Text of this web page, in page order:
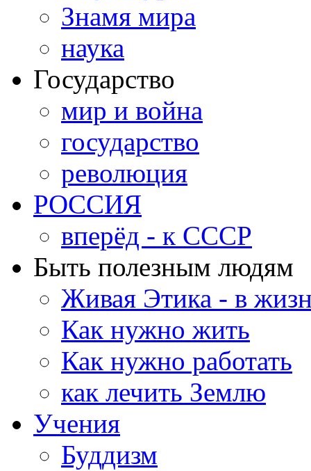
Знамя мира
наука
Государство
мир и война
государство
революция
РОССИЯ
вперёд - к СССР
Быть полезным людям
Живая Этика - в
Как нужно жить
Как нужно работать
как лечить Землю
Учения
Буддизм